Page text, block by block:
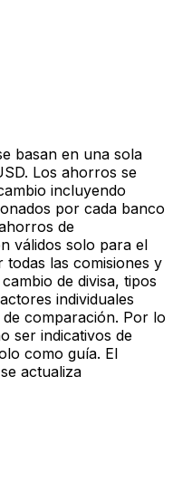
basan en una sola
Los ahorros se
incluyendo
por cada banco
de
válidos solo para el
las comisiones y
de divisa, tipos
individuales
comparación. Por lo
ser indicativos de
como guía. El
actualiza